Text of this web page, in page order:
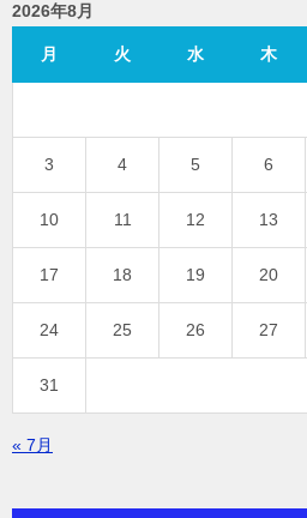
2026年8月
月 火 水 木
3 4 5 6
10 11 12 13
17 18 19 20
24 25 26 27
31
« 7月